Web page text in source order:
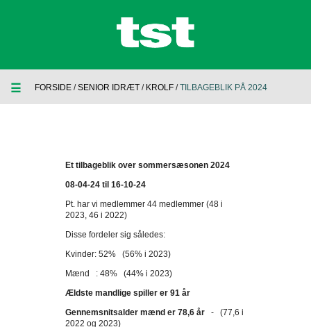
☰ FORSIDE / SENIOR IDRÆT / KROLF / TILBAGEBLIK PÅ 2024
Et tilbageblik over sommersæsonen 2024
08-04-24 til 16-10-24
Pt. har vi medlemmer 44 medlemmer (48 i
2023, 46 i 2022)
Disse fordeler sig således:
Kvinder: 52% (56% i 2023)
Mænd : 48% (44% i 2023)
Ældste mandlige spiller er 91 år
Gennemsnitsalder mænd er 78,6 år - (77,6 i
2022 og 2023)